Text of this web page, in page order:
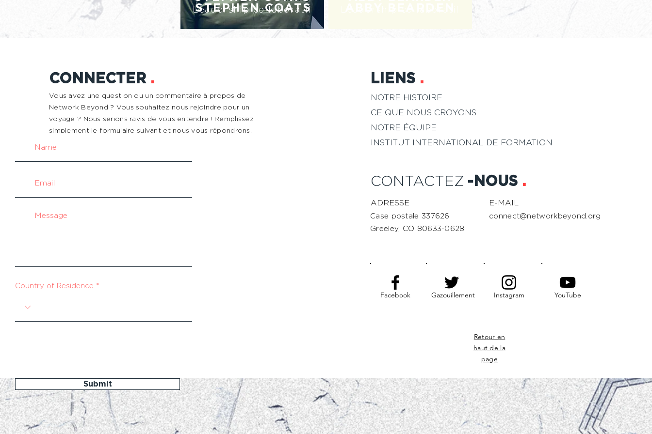
STEPHEN COATS
Leadership collaboratif
CONNECTER .
Vous avez une question ou un commentaire à propos de
Network Beyond ? Vous souhaitez nous rejoindre pour un
voyage ? Nous serions ravis de vous entendre ! Remplissez
simplement le formulaire suivant et nous vous répondrons.
LIENS .
NOTRE HISTOIRE
CE QUE NOUS CROYONS
NOTRE ÉQUIPE
INSTITUT INTERNATIONAL DE FORMATION
CONTACTEZ -NOUS .
ADRESSE
Case postale 337626
Greeley, CO 80633-0628
Facebook Gazouillement
E-MAIL
connect@networkbeyond.org
Instagram YouTube
Retour en
haut de la
page
Country of Residence
Submit